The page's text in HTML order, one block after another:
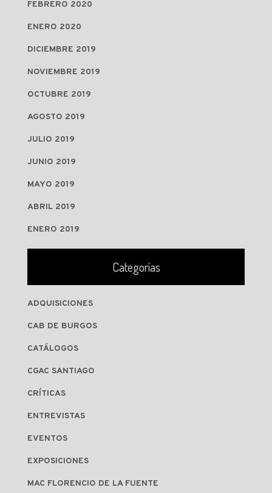
FEBRERO 2020
ENERO 2020
DICIEMBRE 2019
NOVIEMBRE 2019
OCTUBRE 2019
AGOSTO 2019
JULIO 2019
JUNIO 2019
MAYO 2019
ABRIL 2019
ENERO 2019
Categorías
ADQUISICIONES
CAB DE BURGOS
CATÁLOGOS
CGAC SANTIAGO
CRÍTICAS
ENTREVISTAS
EVENTOS
EXPOSICIONES
MAC FLORENCIO DE LA FUENTE